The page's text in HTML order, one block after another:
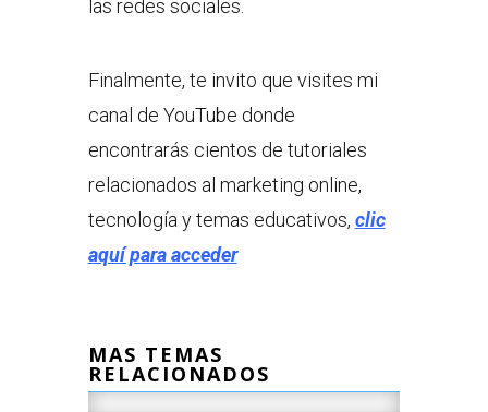
las redes sociales.
Finalmente, te invito que visites mi
canal de YouTube donde
encontrarás cientos de tutoriales
relacionados al marketing online,
tecnología y temas educativos, clic
aquí para acceder
MAS TEMAS
RELACIONADOS